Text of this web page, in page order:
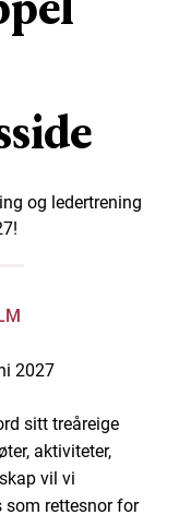
og ledertrening
2027
sitt treåreige
aktiviteter,
vil vi
som rettesnor for